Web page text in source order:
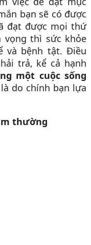
bạn sẽ có được
đạt được mọi thứ
vọng thì sức khỏe
và bệnh tật. Điều
trả, kể cả hạnh
một cuộc sống
do chính bạn lựa
thường